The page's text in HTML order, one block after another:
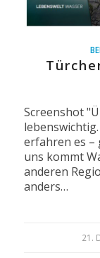
Screenshot
erfahren es –
uns kommt
anderen
anders…
21.